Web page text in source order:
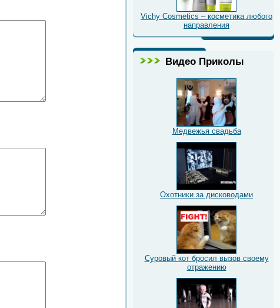
Vichy Cosmetics – косметика любого
направления
Видео Приколы
Медвежья свадьба
Охотники за дисководами
Суровый кот бросил вызов своему
отражению